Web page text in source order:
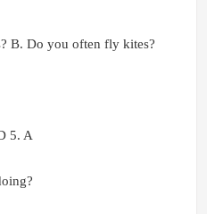
B. Do you often fly kites?
5. A